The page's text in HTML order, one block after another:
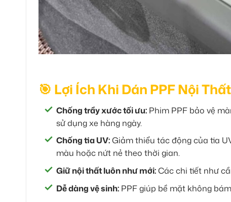
🎯 Lợi Ích Khi Dán PPF Nội
Chống trầy xước tối ưu: Phim PPF bảo vệ
sử dụng xe hàng ngày.
Chống tia UV:Giảm thiểu tác động của tia
màu hoặc nứt nẻ theo thời gian.
Giữ nội thất luôn như mới:Các chi tiết như
Dễ dàng vệ sinh: PPF giúp bề mặt không